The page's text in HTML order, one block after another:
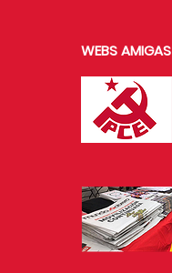
WEBS AMIGAS